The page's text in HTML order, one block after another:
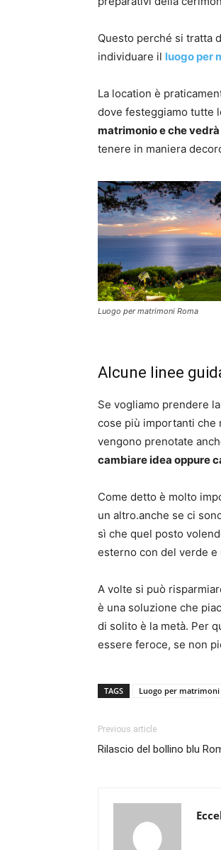
Questo perché si tratta
individuare il luogo per
La location è
dove festeggiamo tutte
matrimonio e che
tenere in maniera
Luogo per matrimoni Roma
Alcune linee
Se vogliamo prendere
cose più importanti che
vengono prenotate
cambiare idea oppure
Come detto è molto
un altro.anche se ci
sì che quel posto
esterno con del verde
A volte si può
è una soluzione che
di solito è la metà. Per
essere feroce, se non
TAGS Luogo per matrimoni
Previous article
Rilascio del bollino blu